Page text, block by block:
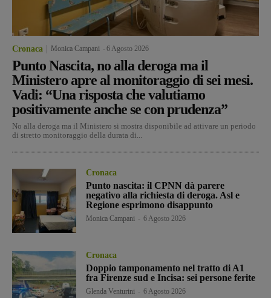
Cronaca Monica Campani 6 Agosto 2026
Punto Nascita, no alla deroga ma il
Ministero apre al monitoraggio di sei mesi.
Vadi: “Una risposta che valutiamo
positivamente anche se con prudenza”
No alla deroga ma il Ministero si mostra disponibile ad attivare un periodo
di stretto monitoraggio della durata di...
Cronaca
Punto nascita: il CPNN dà parere
negativo alla richiesta di deroga. Asl e
Regione esprimono disappunto
Monica Campani 6 Agosto 2026
Cronaca
Doppio tamponamento nel tratto di A1
fra Firenze sud e Incisa: sei persone ferite
Glenda Venturini 6 Agosto 2026